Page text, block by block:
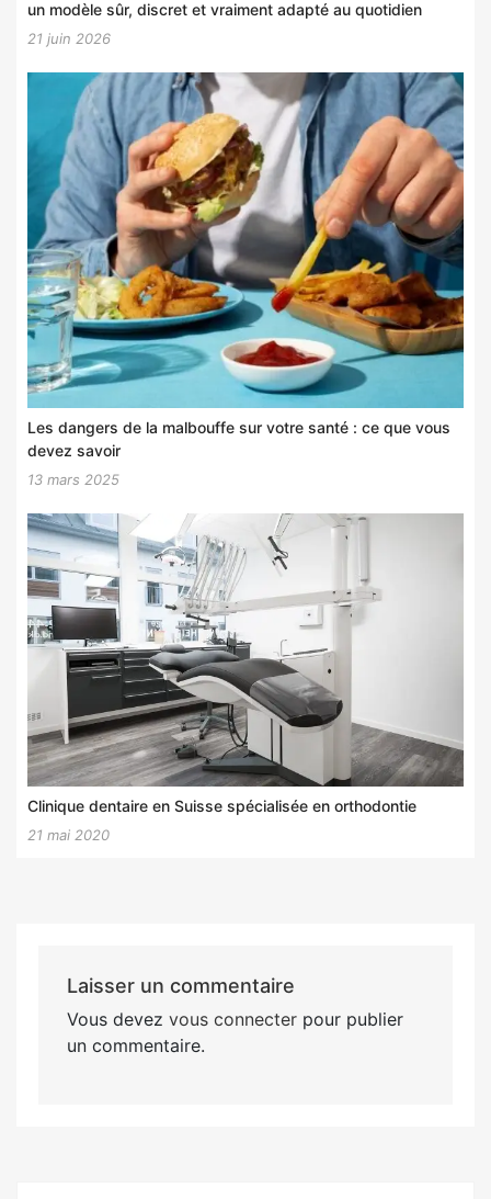
un modèle sûr, discret et vraiment adapté au quotidien
21 juin 2026
Les dangers de la malbouffe sur votre santé : ce que vous
devez savoir
13 mars 2025
Clinique dentaire en Suisse spécialisée en orthodontie
21 mai 2020
Laisser un commentaire
Vous devez vous connecterpour publier
un commentaire.